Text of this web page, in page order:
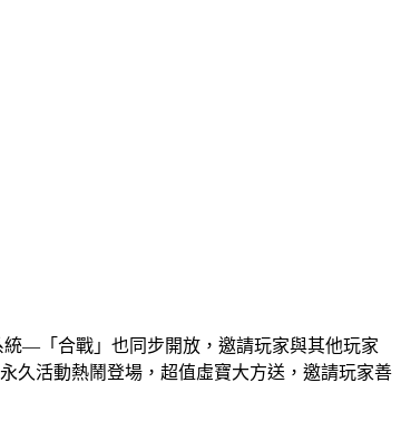
統―「合戰」也同步開放，邀請玩家與其他玩家
久活動熱鬧登場，超值虛寶大方送，邀請玩家善